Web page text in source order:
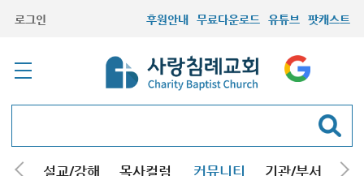
로그인 후원안내 무료다운로드 유튜브 팟캐스트
내 설교/강해 목사컬럼 커뮤니티 기관/부서 선